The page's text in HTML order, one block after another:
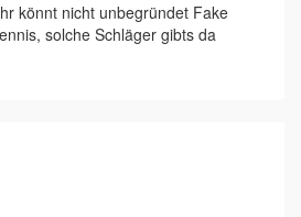
könnt nicht unbegründet Fake
solche Schläger gibts da